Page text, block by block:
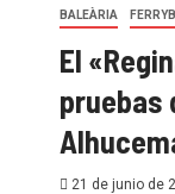
BALEÀRIA
El
pruebas
21 de junio de